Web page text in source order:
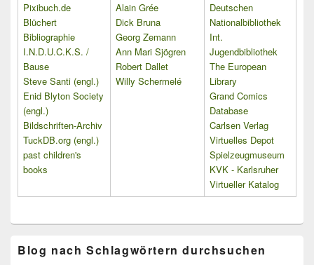
Pixibuch.de
Blüchert
Bibliographie
I.N.D.U.C.K.S. /
Bause
Steve Santi (engl.)
Enid Blyton Society
(engl.)
Bildschriften-Archiv
TuckDB.org (engl.)
past children's
books
Alain Grée
Dick Bruna
Georg Zemann
Ann Mari Sjögren
Robert Dallet
Willy Schermelé
Deutschen
Nationalbibliothek
Int.
Jugendbibliothek
The European
Library
Grand Comics
Database
Carlsen Verlag
Virtuelles Depot
Spielzeugmuseum
KVK - Karlsruher
Virtueller Katalog
Blog nach Schlagwörtern durchsuchen